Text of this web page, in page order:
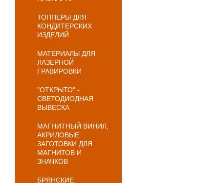
ТОППЕРЫ ДЛЯ
КОНДИТЕРСКИХ
ИЗДЕЛИЙ
МАТЕРИАЛЫ ДЛЯ
ЛАЗЕРНОЙ
ГРАВИРОВКИ
"ОТКРЫТО" -
СВЕТОДИОДНАЯ
ВЫВЕСКА
МАГНИТНЫЙ ВИНИЛ,
АКРИЛОВЫЕ
ЗАГОТОВКИ ДЛЯ
МАГНИТОВ И
ЗНАЧКОВ
БРЯНСКИЕ